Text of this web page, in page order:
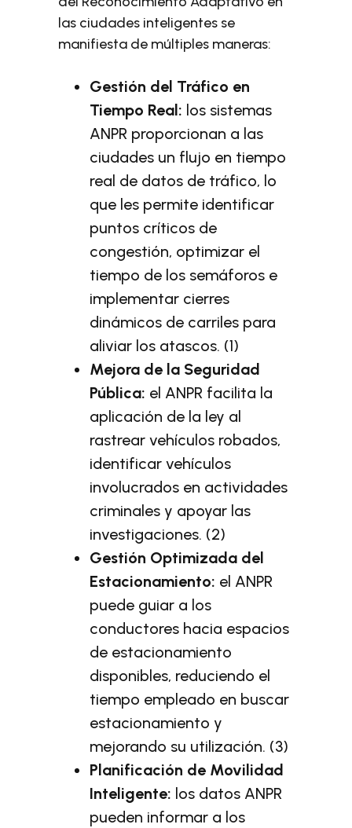
las ciudades inteligentes se
manifiesta de múltiples maneras:
Gestión del Tráfico en
Tiempo Real: los sistemas
ANPR proporcionan a las
ciudades un flujo en tiempo
real de datos de tráfico, lo
que les permite identificar
puntos críticos de
congestión, optimizar el
tiempo de los semáforos e
implementar cierres
dinámicos de carriles para
aliviar los atascos. (1)
Mejora de la Seguridad
Pública: el ANPR facilita la
aplicación de la ley al
rastrear vehículos robados,
identificar vehículos
involucrados en actividades
criminales y apoyar las
investigaciones. (2)
Gestión Optimizada del
Estacionamiento: el ANPR
puede guiar a los
conductores hacia espacios
de estacionamiento
disponibles, reduciendo el
tiempo empleado en buscar
estacionamiento y
mejorando su utilización. (3)
Planificación de Movilidad
Inteligente: los datos ANPR
pueden informar a los